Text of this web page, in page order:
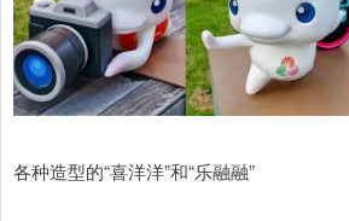
各种造型的“喜洋洋”和“乐融融”